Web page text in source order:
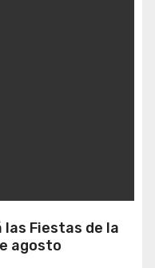
las Fiestas de la
agosto